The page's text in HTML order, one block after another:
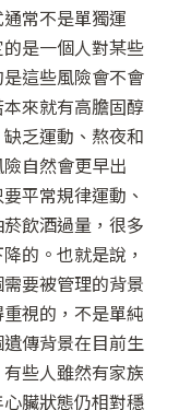
常不是單獨運
是一個人對某些
這些風險會不會
來就有高膽固醇
乏運動、熬夜和
自然會更早出
平常規律運動、
飲酒過量，很多
的。也就是說，
要被管理的背景
視的，不是單純
傳背景在目前生
些人雖然有家族
臟狀態仍相對穩